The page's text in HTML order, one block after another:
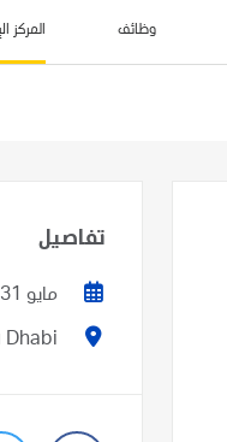
وظائف المركز
تفاصيل
مايو 31, 2025
Dhabi